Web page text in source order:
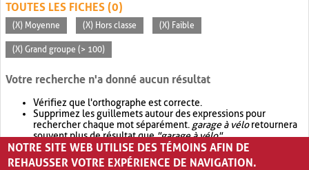
TOUTES LES FICHES (0)
(X) Moyenne (X) Hors classe (X) Faible
(X) Grand groupe (> 100)
Votre recherche n'a donné aucun résultat
Vérifiez que l'orthographe est correcte.
Supprimez les guillemets autour des expressions pour
rechercher chaque mot séparément. garage à véloretournera
souvent plus de résultat que"garage à vélo".
Envisagez d'élargir votre recherche avec OR.garage OR vélo
retournera souvent plus de résultat quegarage à vélo
NOTRE SITE WEB UTILISE DES TÉMOINS AFIN DE
REHAUSSER VOTRE EXPÉRIENCE DE NAVIGATION.